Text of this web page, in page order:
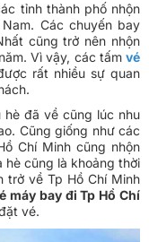
tỉnh thành phố nhộn
Các chuyến bay
cũng trở nên nhộn
Vì vậy, các tấm vé
rất nhiều sự quan
hè đã về cũng lúc nhu
Cũng giống như các
Chí Minh cũng nhộn
hè cũng là khoảng thời
trở về Tp Hồ Chí Minh
máy bay đi Tp Hồ Chí
vé.